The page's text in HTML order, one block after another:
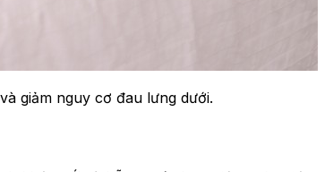
giảm nguy cơ đau lưng dưới.